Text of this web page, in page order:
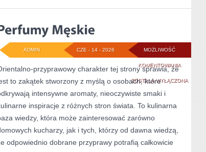
MOŻLIWOŚĆ
KOMENTOWANIAPERFUMY
MĘSKIE
ZOSTAŁA WYŁĄCZONA
CZE - 14 - 2026
ADMIN
przyprawowy charakter tej strony sprawia, że
to zakątek stworzony z myślą o osobach, które
intensywne aromaty, nieoczywiste smaki i
inspiracje z różnych stron świata. To kulinarna
wiedzy, która może zainteresować zarówno
kucharzy, jak i tych, którzy od dawna wiedzą,
odpowiednio dobrane przyprawy potrafią całkowicie